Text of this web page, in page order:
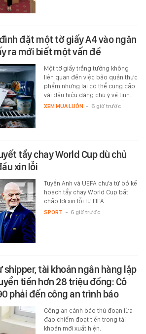
đặt một tờ giấy A4 vào ngăn
ra mới biết một vấn đề
Một tờ giấy trắng tưởng không
liên quan đến việc bảo quản thực
phẩm nhưng lại có thể cung cấp
vài dấu hiệu đáng chú ý về tình…
XEM MUA LUÔN - 6 giờ trước
tẩy chay World Cup dù chủ
xin lỗi
Tuyển Anh và UEFA chưa từ bỏ kế
hoạch tẩy chay World Cup bất
chấp lời xin lỗi từ FIFA.
SPORT - 6 giờ trước
shipper, tài khoản ngân hàng lập
tiền hơn 28 triệu đồng: Cô
phải đến công an trình báo
Công an cảnh báo thủ đoạn lừa
đảo chiếm đoạt tiền trong tài
khoản mới xuất hiện.